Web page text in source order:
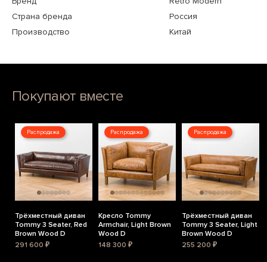
Страна бренда
Россия
Производство
Китай
Покупают вместе
Распродажа
Трёхместный диван
Tommy 3 Seater, Red
Brown Wood D
291 600 ₽
Распродажа
Кресло Tommy
Armchair, Light Brown
Wood D
148 300 ₽
Распродажа
Трёхместный диван
Tommy 3 Seater, Light
Brown Wood D
255 200 ₽